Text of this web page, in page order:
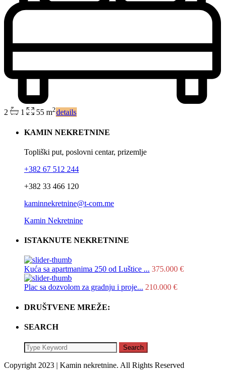
2 1 55 m2details
KAMIN NEKRETNINE
Topliški put, poslovni centar, prizemlje
+382 67 512 244
+382 33 466 120
kaminnekretnine@t-com.me
Kamin Nekretnine
ISTAKNUTE NEKRETNINE
Kuća sa apartmanima 250 od Luštice ... 375.000 €
Plac sa dozvolom za gradnju i proje... 210.000 €
DRUŠTVENE MREŽE:
SEARCH
Search
Copyright 2023 | Kamin nekretnine. All Rights Reserved